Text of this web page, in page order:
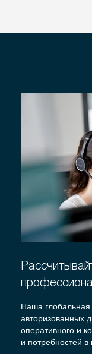
Наша
авторизованных
оперативного и
и потребностей в